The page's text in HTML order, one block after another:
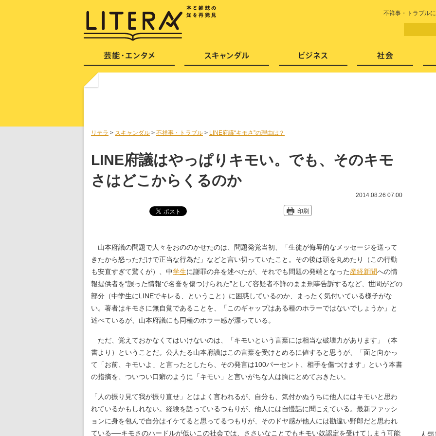
不祥事・トラブル
リテラ > スキャンダル > 不祥事・トラブル > LINE府議“キモさ”の理由は？
LINE府議はやっぱりキモい。でも、そのキモ
さはどこからくるのか
2014.08.26 07:00
印刷
山本府議の問題で人々をおののかせたのは、問題発覚当初、「生徒が侮辱的なメッセージを送って
きたから怒っただけで正当な行為だ」などと言い切っていたこと。その後は頭を丸めたり（この行動
も安直すぎて驚くが）、中学生に謝罪の弁を述べたが、それでも問題の発端となった産経新聞への情
報提供者を“誤った情報で名誉を傷つけられた”として容疑者不詳のまま刑事告訴するなど、世間がどの
部分（中学生にLINEでキレる、ということ）に困惑しているのか、まったく気付いている様子がな
い。著者はキモさに無自覚であることを、「このギャップはある種のホラーではないでしょうか」と
述べているが、山本府議にも同種のホラー感が漂っている。
ただ、覚えておかなくてはいけないのは、「キモいという言葉には相当な破壊力があります」（本
書より）ということだ。公人たる山本府議はこの言葉を受けとめるに値すると思うが、「面と向かっ
て「お前、キモいよ」と言ったとしたら、その発言は100パーセント、相手を傷つけます」という本書
の指摘を、ついつい口癖のように「キモい」と言いがちな人は胸にとめておきたい。
「人の振り見て我が振り直せ」とはよく言われるが、自分も、気付かぬうちに他人にはキモいと思わ
れているかもしれない。経験を語っているつもりが、他人には自慢話に聞こえている。最新ファッシ
ョンに身を包んで自分はイケてると思ってるつもりが、そのドヤ感が他人には勘違い野郎だと思われ
ている──キモさのハードルが低いこの社会では、ささいなことでもキモい奴認定を受けてしまう可能
芸能・エンタメ スキャンダル